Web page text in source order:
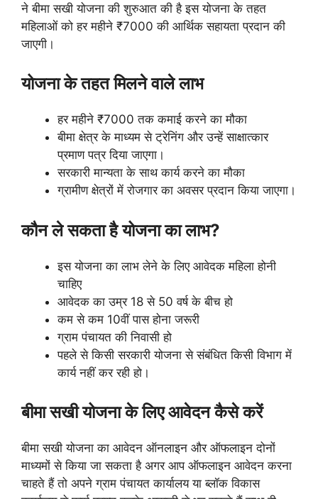
ने बीमा सखी योजना की शुरुआत की है इस योजना के तहत
महिलाओं को हर महीने ₹7000 की आर्थिक सहायता प्रदान की
जाएगी।
योजना के तहत मिलने वाले लाभ
हर महीने ₹7000 तक कमाई करने का मौका
बीमा क्षेत्र के माध्यम से ट्रेनिंग और उन्हें साक्षात्कार
प्रमाण पत्र दिया जाएगा।
सरकारी मान्यता के साथ कार्य करने का मौका
ग्रामीण क्षेत्रों में रोजगार का अवसर प्रदान किया जाएगा।
कौन ले सकता है योजना का लाभ?
इस योजना का लाभ लेने के लिए आवेदक महिला होनी
चाहिए
आवेदक का उम्र 18 से 50 वर्ष के बीच हो
कम से कम 10वीं पास होना जरूरी
ग्राम पंचायत की निवासी हो
पहले से किसी सरकारी योजना से संबंधित किसी विभाग में
कार्य नहीं कर रही हो।
बीमा सखी योजना के लिए आवेदन कैसे करें
बीमा सखी योजना का आवेदन ऑनलाइन और ऑफलाइन दोनों
माध्यमों से किया जा सकता है अगर आप ऑफलाइन आवेदन करना
चाहते हैं तो अपने ग्राम पंचायत कार्यालय या ब्लॉक विकास